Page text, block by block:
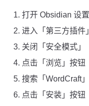
打开 Obsidian 设置
进入「第三方插件」
关闭「安全模式」
点击「浏览」按钮
搜索「WordCraft」
点击「安装」按钮